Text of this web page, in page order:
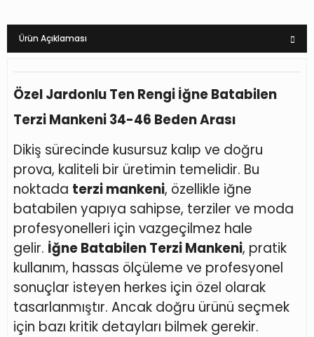
Ürün Açıklaması
Özel Jardonlu Ten Rengi İğne Batabilen
Terzi Mankeni 34-46 Beden Arası
Dikiş sürecinde kusursuz kalıp ve doğru
prova, kaliteli bir üretimin temelidir. Bu
noktada terzi mankeni, özellikle iğne
batabilen yapıya sahipse, terziler ve moda
profesyonelleri için vazgeçilmez hale
gelir. İğne Batabilen Terzi Mankeni, pratik
kullanım, hassas ölçüleme ve profesyonel
sonuçlar isteyen herkes için özel olarak
tasarlanmıştır. Ancak doğru ürünü seçmek
için bazı kritik detayları bilmek gerekir.